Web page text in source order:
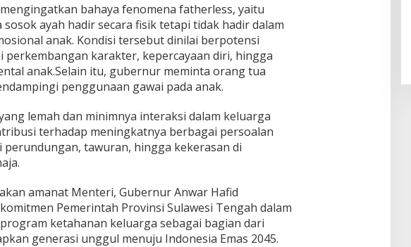
bahaya fenomena fatherless, yaitu
ayah hadir secara fisik tetapi tidak hadir dalam
anak. Kondisi tersebut dinilai berpotensi
perkembangan karakter, kepercayaan diri, hingga
anak.Selain itu, gubernur meminta orang tua
penggunaan gawai pada anak.
lemah dan minimnya interaksi dalam keluarga
terhadap meningkatnya berbagai persoalan
perundungan, tawuran, hingga kekerasan di
amanat Menteri, Gubernur Anwar Hafid
Pemerintah Provinsi Sulawesi Tengah dalam
ketahanan keluarga sebagai bagian dari
generasi unggul menuju Indonesia Emas 2045.